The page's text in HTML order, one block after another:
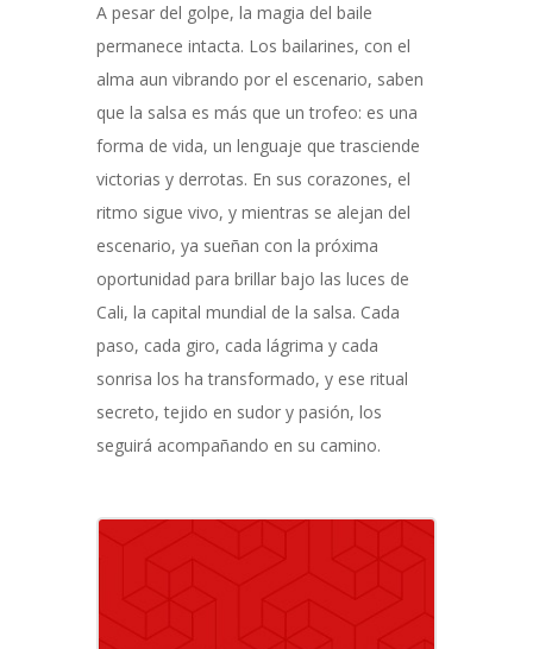
A pesar del golpe, la magia del baile
permanece intacta. Los bailarines, con el
alma aun vibrando por el escenario, saben
que la salsa es más que un trofeo: es una
forma de vida, un lenguaje que trasciende
victorias y derrotas. En sus corazones, el
ritmo sigue vivo, y mientras se alejan del
escenario, ya sueñan con la próxima
oportunidad para brillar bajo las luces de
Cali, la capital mundial de la salsa. Cada
paso, cada giro, cada lágrima y cada
sonrisa los ha transformado, y ese ritual
secreto, tejido en sudor y pasión, los
seguirá acompañando en su camino.